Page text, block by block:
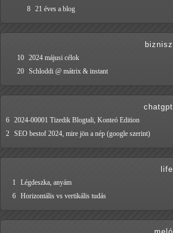
8 21 éves a blog
biznisz
10 2024 májusi célok
20 Schloddi @ mátrix & instant
chatgpt
6 2024-00001 Tizedik Blogtali, Konteó Edition
2 SEO bestof 2024, mire jön a nép (google szerint)
life
1
Légdeszka, anyám
6 Horizontális vs vertikális tudás